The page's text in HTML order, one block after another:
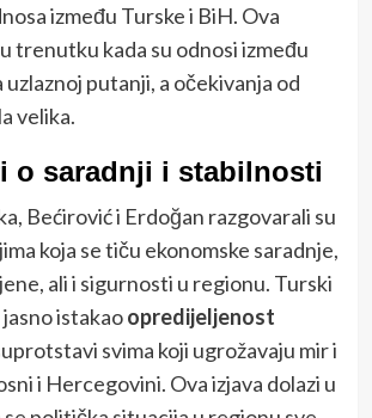
između Turske i BiH. Ova
trenutku kada su odnosi između
uzlaznoj putanji, a očekivanja od
velika.
o saradnji i stabilnosti
Bećirović i Erdoğan razgovarali su
koja se tiču ekonomske saradnje,
ali i sigurnosti u regionu. Turski
istakaoopredijeljenost
svima koji ugrožavaju mir i
i Hercegovini. Ova izjava dolazi u